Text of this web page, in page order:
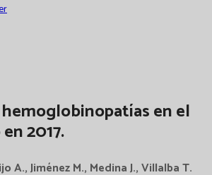
en el
2017.
A., Jiménez M., Medina J., Villalba T.